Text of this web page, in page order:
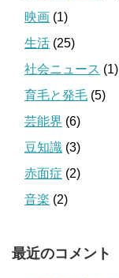
映画 (1)
生活 (25)
社会ニュース (1)
育毛と発毛 (5)
芸能界 (6)
豆知識 (3)
赤面症 (2)
音楽 (2)
最近のコメント